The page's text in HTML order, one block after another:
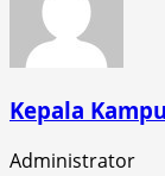
Kepala
Administrator